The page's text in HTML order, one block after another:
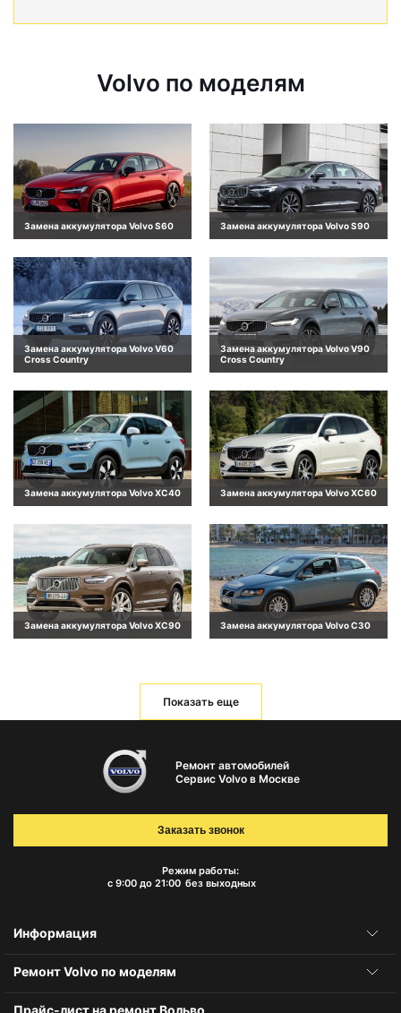
Volvo по моделям
Замена аккумулятора Volvo S60 Замена аккумулятора Volvo S90
Замена аккумулятора Volvo V60
Cross Country
Замена аккумулятора Volvo V90
Cross Country
Замена аккумулятора Volvo XC40 Замена аккумулятора Volvo XC60
Замена аккумулятора Volvo XC90 Замена аккумулятора Volvo C30
Показать еще
Ремонт автомобилей
Сервис Volvo в Москве
Режим работы:
с 9:00 до 21:00 без выходных
Заказать звонок
Информация
Ремонт Volvo по моделям